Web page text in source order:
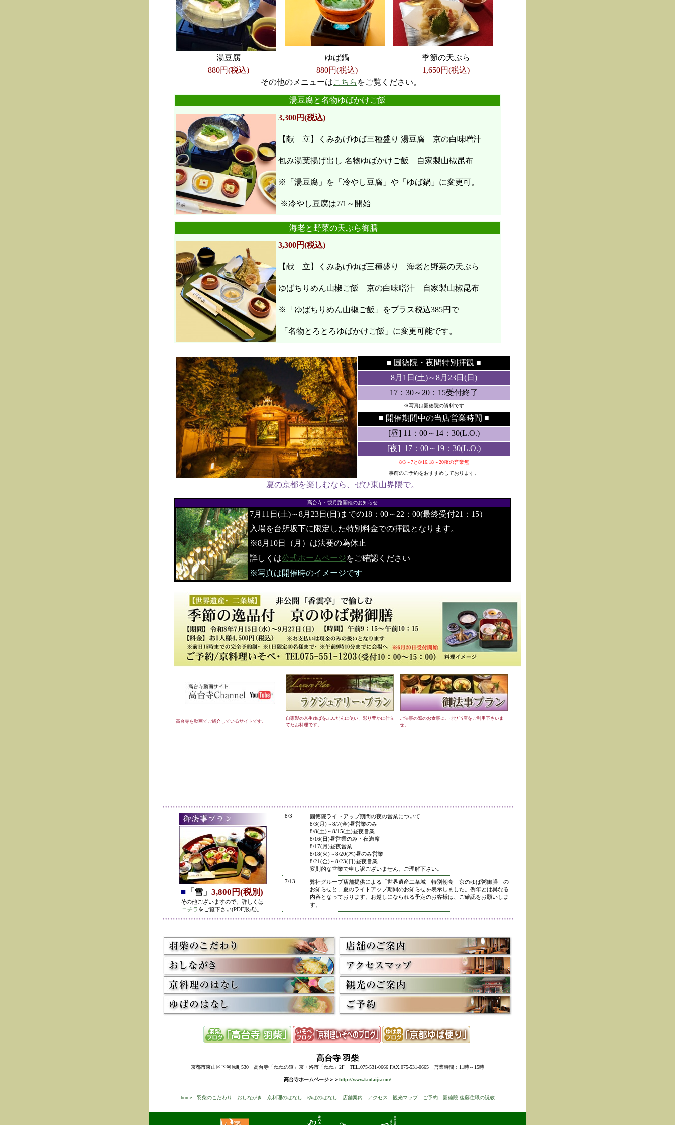
湯豆腐 ゆば鍋
季節の天ぷら
880円(税込)
880円(税込) 1,650円(税込)
その他のメニューはこちら をご覧ください。
湯豆腐と名物ゆばかけご飯
3,300円(税込)
【献 立】くみあげゆば三種盛り 湯豆腐 京の白味噌汁
包み湯葉揚げ出し 名物ゆばかけご飯 自家製山椒昆布
※「湯豆腐」を「冷やし豆腐」や「ゆば鍋」に変更可。
※冷やし豆腐は7/1～開始
海老と野菜の天ぷら御膳
3,300円(税込)
【献 立】くみあげゆば三種盛り 海老と野菜の天ぷら
ゆばちりめん山椒ご飯 京の白味噌汁 自家製山椒昆布
※「ゆばちりめん山椒ご飯」をプラス税込385円で
「名物とろとろゆばかけご飯」に変更可能です。
■ 圓徳院・ 夜間特別拝観 ■
8月1日(土)～8月23日(日)
17：30～20：15受付終了
※写真は圓徳院の資料です
■ 開催期間中の当店営業時間 ■
[昼] 11：00～14：30(L.O.)
[夜] 17：00～19：30(L.O.)
8/3～7と8/16.18～20夜の営業無
事前のご予約をおすすめしております。
夏の京都を楽しむなら、ぜひ東山界隈で。
高台寺・観月路開催のお知らせ
7月11日(土)～8月23日(日)までの18：00～22：00(最終受付21：15）
入場を台所坂下に限定した特別料金での拝観となります。
※8月10日（月）は法要の為休止
詳しくは公式ホームページをご確認ください
※写真は開催時のイメージです
高台寺を動画でご紹介しているサイトです。
自家製の京生ゆばをふんだんに使い、彩り豊かに仕立
てたお料理です。
ご法事の際のお食事に、ぜひ当店をご利用下さいま
せ。
■ 「雪」 3,800円(税別)
その他ございますので、詳しくは
コチラ をご覧下さい(PDF形式)。
8/3
圓徳院ライトアップ期間の夜の営業について
8/3(月)～8/7(金)昼営業のみ
8/8(土)～8/15(土)昼夜営業
8/16(日)昼営業のみ・夜満席
8/17(月)昼夜営業
8/18(火)～8/20(木)昼のみ営業
8/21(金)～8/23(日)昼夜営業
変則的な営業で申し訳ございません。ご理解下さい。
7/13
弊社グループ店舗提供による「世界遺産二条城 特別朝食 京のゆば粥御膳」の
お知らせと、夏のライトアップ期間のお知らせを表示しました。例年とは異なる
内容となっております。お越しになられる予定のお客様は、ご確認をお願いしま
す。
5/8
高台寺・圓徳院 春のライトアップ終了に伴い、表示を削除しました。
3/2
京料理いそべ担当・世界遺産二条城での特別昼食、高台寺冬の夜の茶会「夜咄」
終了に伴い削除させていただきました。多くのお客様にご利用いただきありがと
うございました。
高台寺・圓徳院・春の夜間ライトアップのお知らせを表示しました。
お越しの際のお食事に、ぜひ当店をご利用下さい。
12/15
高台寺・秋の夜間特別拝観終了に伴い、表示を削除させていただきました。
たくさんのお客様にお越しいただき、ありがとうございました。
来年1月からの催しを2件表示させていただきました。
ぜひご予約下さい。
12/13(土)は寺院行事の為、休業とさせていただきます。
10/20
高台寺・圓徳院・秋の夜間特別拝観のお知らせを表示しました。
前日までにご予約ください。
当日はお並びいただいた順に席へご案内いたします。
8/18 高台寺・秋の夜の観月茶会と秋の夜間特別拝観のお知らせを表示しました
らせを追加しました。
5/26 昨今の原材料費・燃料費・人件費等の高騰によりやむを得ず、価格改定をさせて
いただきます
高台寺 羽柴
京都市東山区下河原町530 高台寺「ねねの道」京・洛市「ねね」2F TEL.075-531-0666 FAX.075-531-0665 営業時間：11時～15時
高台寺ホームページ＞＞http://www.kodaiji.com/
home 羽柴のこだわり おしながき 京料理のはなし ゆばのはなし 店舗案内 アクセス 観光マップ ご予約 圓徳院 後藤住職の説教